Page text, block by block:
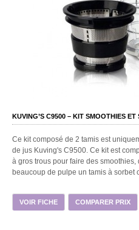
KUVING’S C9500 – KIT SMOOTHIES ET
Ce kit composé de 2 tamis est
de jus Kuving's C9500. Ce kit est
à gros trous pour faire des
beaucoup de pulpe un tamis à sorbet
VOIR FICHE COMPARER PRIX